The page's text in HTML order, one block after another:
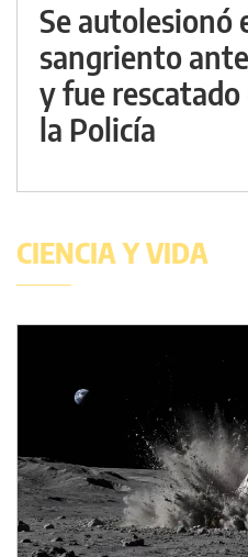
Se autolesionó
sangriento
y fue
la Policía
CIENCIA Y VIDA